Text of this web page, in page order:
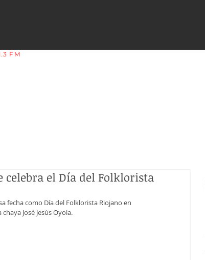
FM
celebra el Día del Folklorista
fecha como Día del Folklorista Riojano en
José Jesús Oyola.